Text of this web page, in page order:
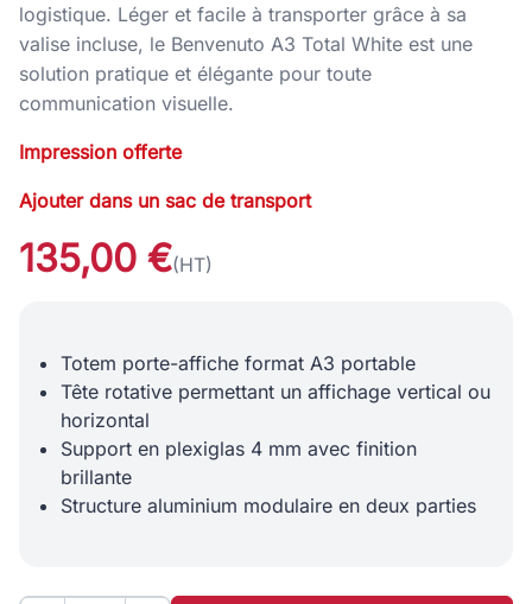
logistique. Léger et facile à transporter grâce à sa
valise incluse, le Benvenuto A3 Total White est une
solution pratique et élégante pour toute
communication visuelle.
Impression offerte
Ajouter dans un sac de transport
135,00 €(HT)
Totem porte-affiche format A3 portable
Tête rotative permettant un affichage vertical ou
horizontal
Support en plexiglas 4 mm avec finition
brillante
Structure aluminium modulaire en deux parties